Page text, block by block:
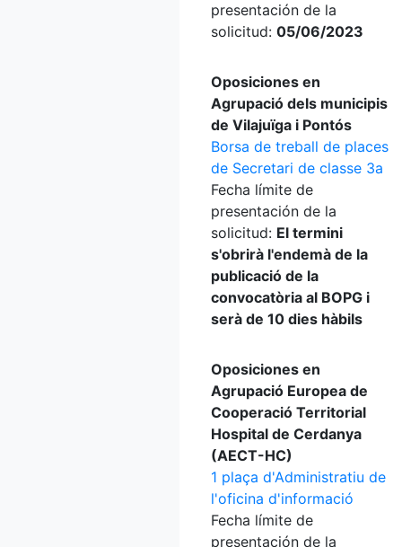
presentación de la
solicitud: 05/06/2023
Oposiciones en
Agrupació dels municipis
de Vilajuïga i Pontós
Borsa de treball de places
de Secretari de classe 3a
Fecha límite de
presentación de la
solicitud: El termini
s'obrirà l'endemà de la
publicació de la
convocatòria al BOPG i
serà de 10 dies hàbils
Oposiciones en
Agrupació Europea de
Cooperació Territorial
Hospital de Cerdanya
(AECT-HC)
1 plaça d'Administratiu de
l'oficina d'informació
Fecha límite de
presentación de la